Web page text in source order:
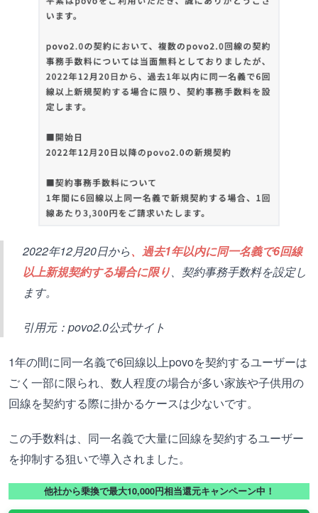
2022年12月20日から、過去1年以内に同一名義で6回線
以上新規契約する場合に限り、契約事務手数料を設定し
ます。
引用元：povo2.0公式サイト
1年の間に同一名義で6回線以上povoを契約するユーザーは
ごく一部に限られ、数人程度の場合が多い家族や子供用の
回線を契約する際に掛かるケースは少ないです。
この手数料は、同一名義で大量に回線を契約するユーザー
を抑制する狙いで導入されました。
他社から乗換で最大10,000円相当還元キャンペーン中！